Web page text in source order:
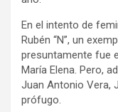
En el intento de
Rubén “N”, un
presuntamente fue
María Elena. Pero,
Juan Antonio Vera,
prófugo.